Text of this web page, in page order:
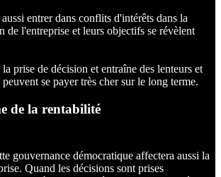
entrer dans conflits d'intérêts dans la
de l'entreprise et leurs objectifs se révèlent
prise de décision et entraîne des lenteurs et
se payer très cher sur le long terme.
de la rentabilité
gouvernance démocratique affectera aussi la
Quand les décisions sont prises